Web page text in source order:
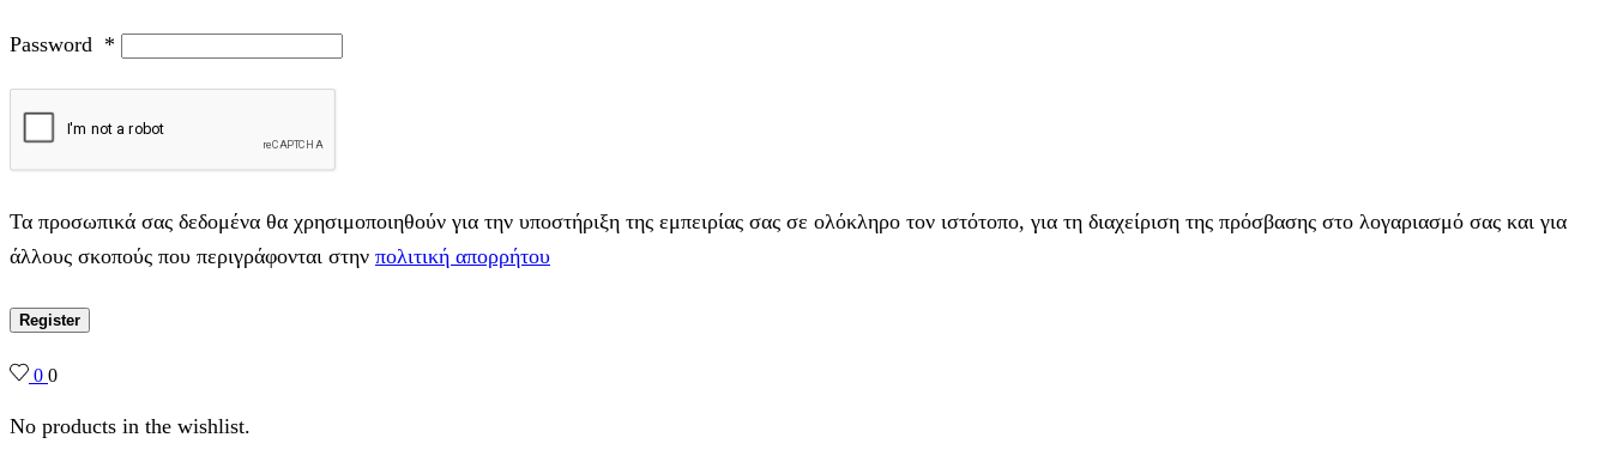
Password *
Τα προσωπικά σας δεδομένα θα χρησιμοποιηθούν για την υποστήριξη της εμπειρίας σας σε ολόκληρο τον ιστότοπο, για τη διαχείριση της πρόσβασης στο λογαριασμό σας και για
άλλους σκοπούς που περιγράφονται στην πολιτική απορρήτου
Register
0 0
No products in the wishlist.